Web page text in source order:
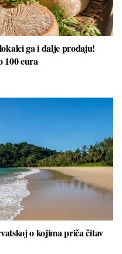
ga i dalje prodaju!
100 eura
o kojima priča čitav